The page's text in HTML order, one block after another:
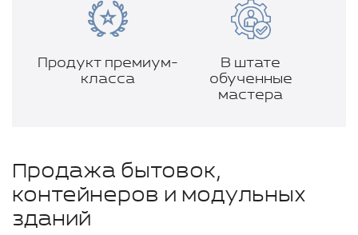
Продукт премиум-
класса
В штате
обученные
мастера
Продажа бытовок,
контейнеров и модульных
зданий